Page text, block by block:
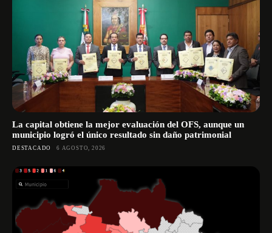
La capital obtiene la mejor evaluación del OFS, aunque un
municipio logró el único resultado sin daño patrimonial
DESTACADO 6 AGOSTO, 2026